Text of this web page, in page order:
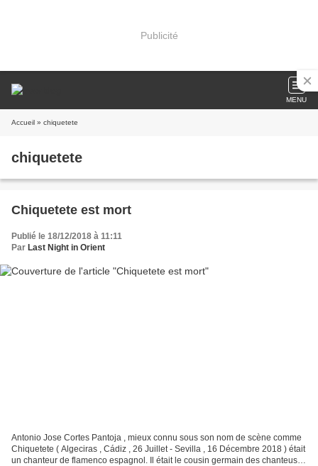
Publicité
MENU
Accueil » chiquetete
chiquetete
Chiquetete est mort
Publié le 18/12/2018 à 11:11
Par Last Night in Orient
Antonio Jose Cortes Pantoja , mieux connu sous son nom de scène comme
Chiquetete ( Algeciras , Cádiz , 26 Juillet - Sevilla , 16 Décembre 2018 ) était
un chanteur de flamenco espagnol. Il était le cousin germain des chanteuses